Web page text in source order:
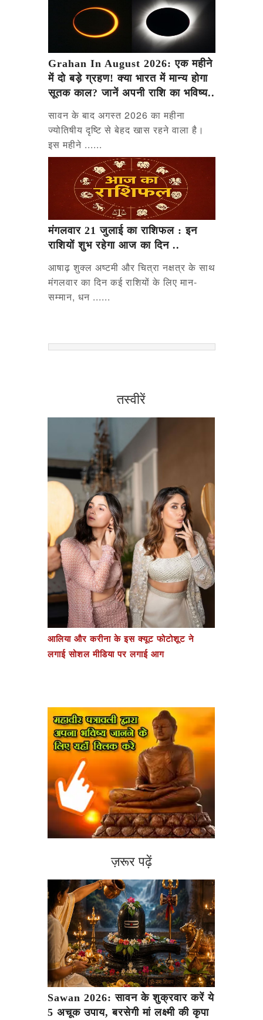
Grahan In August 2026: एक महीने
में दो बड़े ग्रहण! क्या भारत में मान्य होगा
सूतक काल? जानें अपनी राशि का भविष्य..
सावन के बाद अगस्त 2026 का महीना
ज्योतिषीय दृष्टि से बेहद खास रहने वाला है।
इस महीने ......
मंगलवार 21 जुलाई का राशिफल : इन
राशियों शुभ रहेगा आज का दिन ..
आषाढ़ शुक्ल अष्टमी और चित्रा नक्षत्र के साथ
मंगलवार का दिन कई राशियों के लिए मान-
सम्मान, धन ......
तस्वीरें
आलिया और करीना के इस क्यूट फोटोशूट ने
लगाई सोशल मीडिया पर लगाई आग
ज़रूर पढ़ें
Sawan 2026: सावन के शुक्रवार करें ये
5 अचूक उपाय, बरसेगी मां लक्ष्मी की कृपा